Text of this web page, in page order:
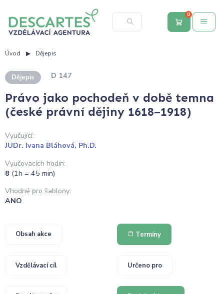
0
Úvod Dějepis
Dějepis D 147
Právo jako pochodeň v době temna
(české právní dějiny 1618–1918)
Vyučující:
JUDr. Ivana Bláhová, Ph.D.
Vyučovacích hodin:
8 (1h = 45 min)
Vhodné pro šablony:
ANO
Obsah akce Termíny
Vzdělávací cíl Určeno pro